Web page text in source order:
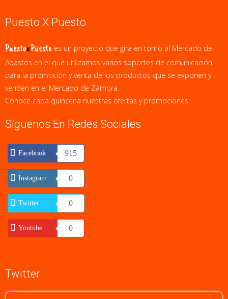
Puesto X Puesto
PuestoxPuesto es un proyecto que gira en torno al Mercado de
Abastos en el que utilizamos varios soportes de comunicación
para la promoción y venta de los productos que se exponen y
venden en el Mercado de Zamora.
Conoce cada quincena nuestras ofertas y promociones.
Síguenos En Redes Sociales
Facebook 915
Instagram 0
Twitter 0
Youtube 0
Twitter